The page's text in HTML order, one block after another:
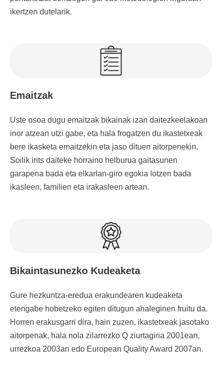
ikertzen dutelarik.
Emaitzak
Uste osoa dugu emaitzak bikainak izan daitezkeelakoan
inor atzean utzi gabe, eta hala frogatzen du ikastetxeak
bere ikasketa emaitzekin eta jaso dituen aitorpenekin.
Soilik irits daiteke horraino helburua gaitasunen
garapena bada eta elkarlan-giro egokia lotzen bada
ikasleen, familien eta irakasleen artean.
Bikaintasunezko Kudeaketa
Gure hezkuntza-eredua erakundearen kudeaketa
etengabe hobetzeko egiten ditugun ahaleginen fruitu da.
Horren erakusgarri dira, hain zuzen, ikastetxeak jasotako
aitorpenak, hala nola zilarrezko Q ziurtagiria 2001ean,
urrezkoa 2003an edo European Quality Award 2007an.